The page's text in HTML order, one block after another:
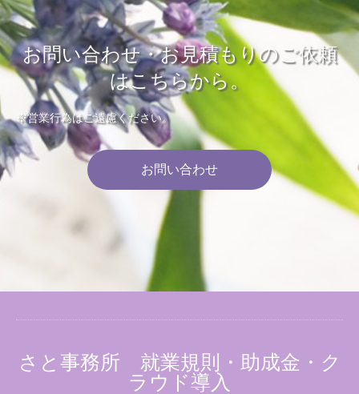
お問い合わせ・お見積もりのご依頼
はこちらから。
※営業行為はご遠慮ください。
お問い合わせ
さと事務所 就業規則・助成金・ク
ラウド導入